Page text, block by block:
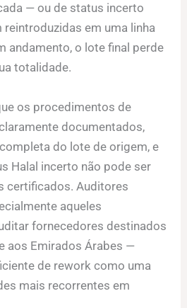
— ou de status incerto
em uma linha
andamento, o lote final perde
totalidade.
os procedimentos de
documentados,
do lote de origem, e
Halal incerto não pode ser
certificados. Auditores
aqueles
fornecedores destinados
aos Emirados Árabes —
de rework como uma
mais recorrentes em